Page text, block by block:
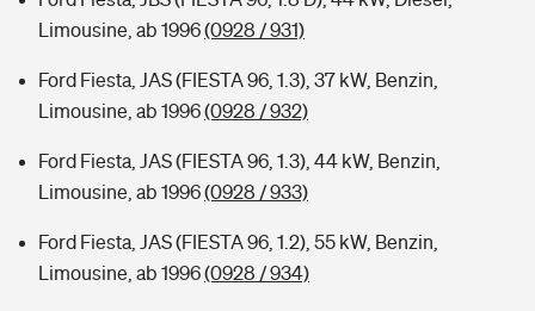
Limousine, ab 1996(0928 / 931)
Ford Fiesta, JAS (FIESTA 96, 1.3), 37 kW, Benzin,
Limousine, ab 1996(0928 / 932)
Ford Fiesta, JAS (FIESTA 96, 1.3), 44 kW, Benzin,
Limousine, ab 1996(0928 / 933)
Ford Fiesta, JAS (FIESTA 96, 1.2), 55 kW, Benzin,
Limousine, ab 1996(0928 / 934)